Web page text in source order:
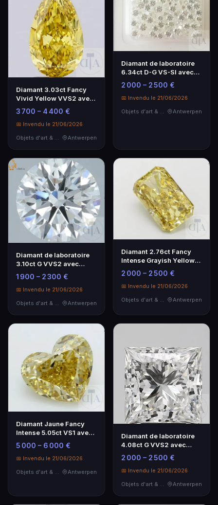
Diamant 3.03ct Fancy
Vivid Yellow VVS2 avec
certificat IGI
3 700 – 4 400 €
📅 Invendu le 21/06/2026
Objets d'art & Curiosités
Antwerpen
Diamant de laboratoire
6.34ct D-G VS-SI avec
certificat GRA
2 000 – 2 500 €
📅 Invendu le 21/06/2026
Objets d'art & Curiosités
Antwerpen
Diamant de laboratoire
3.10ct G VVS2 avec
certificat IGI
1 900 – 2 300 €
📅 Invendu le 21/06/2026
Antwerpen
Diamant 2.76ct Fancy
Intense Grayish Yellow
VVS2 avec certificat IGI
2 000 – 2 500 €
📅 Invendu le 21/06/2026
Antwerpen
Diamant Jaune Fancy
Intense 5.05ct VS1 avec
Certificat IGI
5 000 – 6 000 €
📅 Invendu le 21/06/2026
Objets d'art & Curiosités
Antwerpen
Diamant de laboratoire
4.08ct G VVS2 avec
certificat IGI
2 000 – 2 500 €
📅 Invendu le 21/06/2026
Objets d'art & Curiosités
Antwerpen